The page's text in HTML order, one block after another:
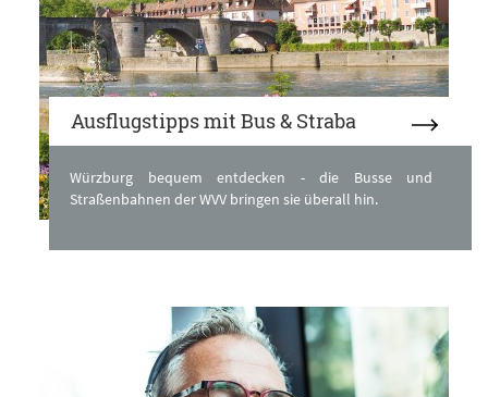
Ausflugstipps mit Bus & Straba
Würzburg bequem entdecken - die Busse und
Straßenbahnen der WVV bringen sie überall hin.